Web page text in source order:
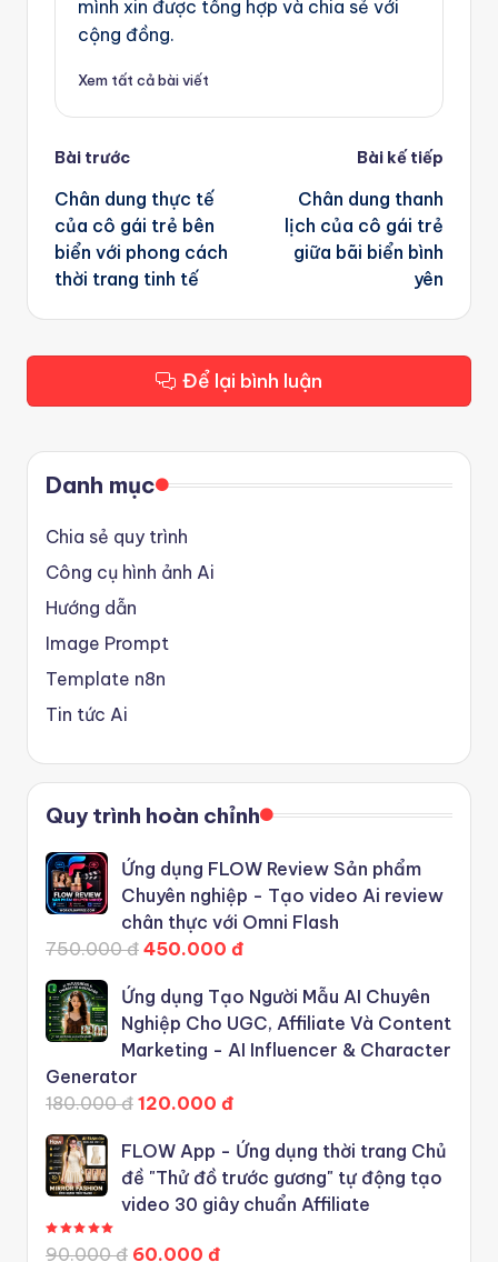
mình xin được tổng hợp và chia sẻ với
cộng đồng.
Xem tất cả bài viết
Post
navigation
Bài trước
Chân dung thực tế
của cô gái trẻ bên
biển với phong cách
thời trang tinh tế
Bài kế tiếp
Chân dung thanh
lịch của cô gái trẻ
giữa bãi biển bình
yên
Để lại bình luận
Danh mục
Chia sẻ quy trình
Công cụ hình ảnh Ai
Hướng dẫn
Image Prompt
Template n8n
Tin tức Ai
Quy trình hoàn chỉnh
Ứng dụng FLOW Review Sản phẩm
Chuyên nghiệp - Tạo video Ai review
chân thực với Omni Flash
750.000 đ 450.000 đ
Ứng dụng Tạo Người Mẫu AI Chuyên
Nghiệp Cho UGC, Affiliate Và Content
Marketing - AI Influencer & Character
Generator
180.000 đ 120.000 đ
FLOW App - Ứng dụng thời trang Chủ
đề "Thử đồ trước gương" tự động tạo
video 30 giây chuẩn Affiliate
90.000 đ 60.000 đ